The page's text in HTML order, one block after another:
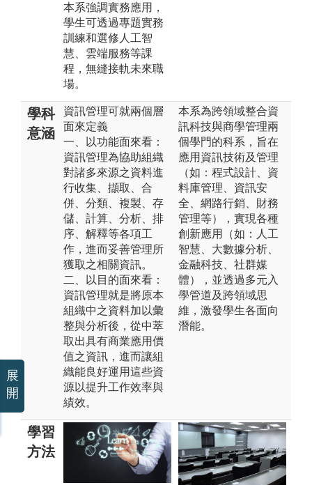
本系強調實務應用，
學生可透過專題實務
訓練和選修人工智
慧、雲端服務等課
程，無縫接軌未來職
場。
學科
意涵
資訊管理可就兩個層
面來定義
一、以功能面來看：
資訊管理為協助組織
對諸多來源之資料進
行收集、擷取、合
併、分類、複製、存
儲、計算、分析、排
序、解釋等各項工
作，進而妥善管理所
獲取之相關資訊。
二、以目的面來看：
資訊管理就是將原本
組織中之資料加以彙
整與分析後，從中萃
取出具有商業應用價
值之資訊，進而讓組
織能良好運用這些資
源以提升工作效率與
績效。
本系為跨領域整合資
訊科技與商學管理兩
個學門的科系，旨在
應用資訊技術及管理
（如：程式設計、資
料庫管理、資訊安
全、網路行銷、財務
管理等），實現各種
創新應用（如：人工
智慧、大數據分析、
金融科技、社群媒
體），並透過多元入
學管道及跨領域思
維，激發學生各面向
潛能。
學習
方法
展
開